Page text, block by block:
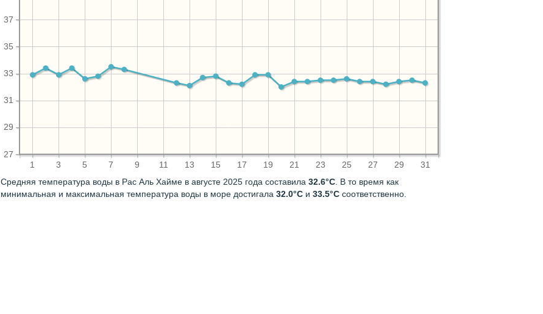
1 3 5 7 9 11 13 15 17 19 21 23 25 27 29 31
27
29
31
33
35
37
Средняя температура воды в Рас Аль Хайме в августе 2025 года составила 32.6°C . В то время как
минимальная и максимальная температура воды в море достигала 32.0°C и 33.5°C соответственно.